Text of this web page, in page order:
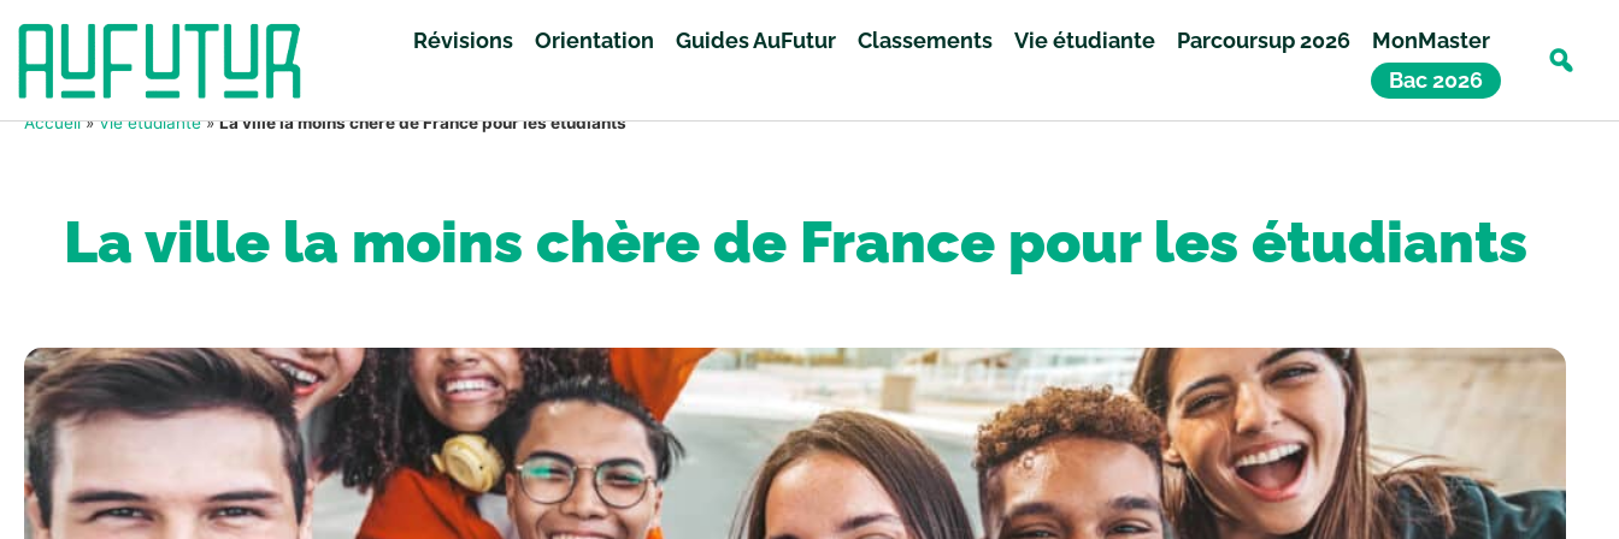
Révisions Orientation Guides AuFutur Classements Vie étudiante Parcoursup 2026
MonMaster
Bac 2026
Accueil»Vie étudiante»La ville la moins chère de France pour les étudiants
La ville la moins chère de France pour les étudiants